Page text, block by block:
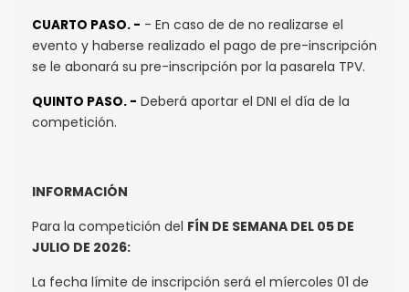
CUARTO PASO. - - En caso de de no realizarse el
evento y haberse realizado el pago de pre-inscripción
se le abonará su pre-inscripción por la pasarela TPV.
QUINTO PASO. - Deberá aportar el DNI el día de la
competición.
INFORMACIÓN
Para la competición del FÍN DE SEMANA DEL 05 DE
JULIO DE 2026:
La fecha límite de inscripción será el míercoles 01 de